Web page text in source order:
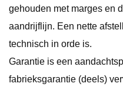
gehouden met marges en
aandrijflijn. Een nette
technisch in orde is.
Garantie is een
fabrieksgarantie (deels)